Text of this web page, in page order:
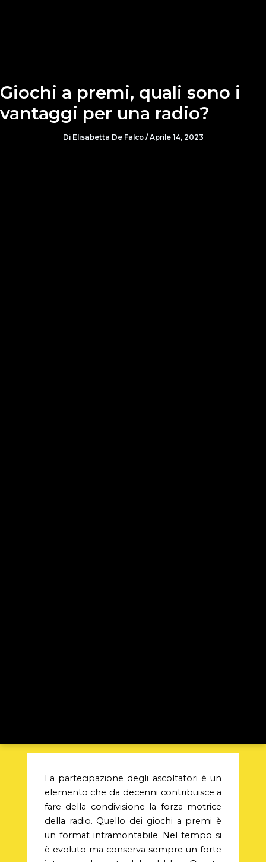
Giochi a premi, quali sono i
vantaggi per una radio?
Di Elisabetta De Falco / Aprile 14, 2023
La partecipazione degli ascoltatori è un
elemento che da decenni contribuisce a
fare della condivisione la forza motrice
della radio. Quello dei giochi a premi è
un format intramontabile. Nel tempo si
è evoluto ma conserva sempre un forte